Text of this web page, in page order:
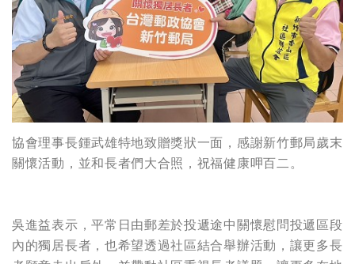
協會理事長鍾武雄特地致贈獎狀一面，感謝新竹郵局歲末
關懷活動，並和長者們大合照，祝福健康呷百二。
吳進益表示，平常日由郵差於投遞途中關懷慰問投遞區段
內的獨居長者，也希望透過社區結合舉辦活動，讓更多長